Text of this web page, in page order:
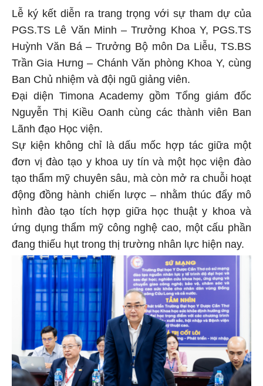
Lễ ký kết diễn ra trang trọng với sự tham dự của
PGS.TS Lê Văn Minh – Trưởng Khoa Y, PGS.TS
Huỳnh Văn Bá – Trưởng Bộ môn Da Liễu, TS.BS
Trần Gia Hưng – Chánh Văn phòng Khoa Y, cùng
Ban Chủ nhiệm và đội ngũ giảng viên.
Đại diện Timona Academy gồm Tổng giám đốc
Nguyễn Thị Kiều Oanh cùng các thành viên Ban
Lãnh đạo Học viện.
Sự kiện không chỉ là dấu mốc hợp tác giữa một
đơn vị đào tạo y khoa uy tín và một học viện đào
tạo thẩm mỹ chuyên sâu, mà còn mở ra chuỗi hoạt
động đồng hành chiến lược – nhằm thúc đẩy mô
hình đào tạo tích hợp giữa học thuật y khoa và
ứng dụng thẩm mỹ công nghệ cao, một cấu phần
đang thiếu hụt trong thị trường nhân lực hiện nay.